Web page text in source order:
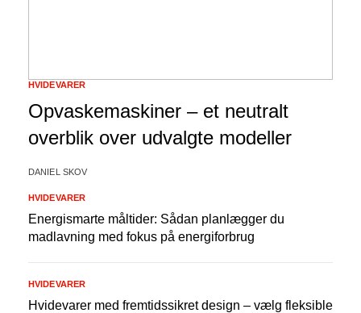
Opvaskemaskiner – et neutralt
overblik over udvalgte modeller
HVIDEVARER
DANIEL SKOV
Energismarte måltider: Sådan planlægger du
madlavning med fokus på energiforbrug
HVIDEVARER
Hvidevarer med fremtidssikret design – vælg fleksible
HVIDEVARER